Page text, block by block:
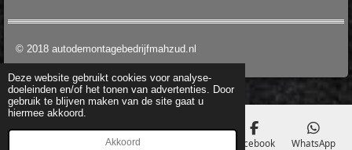
Deze website gebruikt cookies voor analyse-
doeleinden en/of het tonen van advertenties. Door
gebruik te blijven maken van de site gaat u
hiermee akkoord.
Akkoord
© 2018 autodemontagebedrijfmahzud.nl
Telefoonnummer Facebook WhatsApp